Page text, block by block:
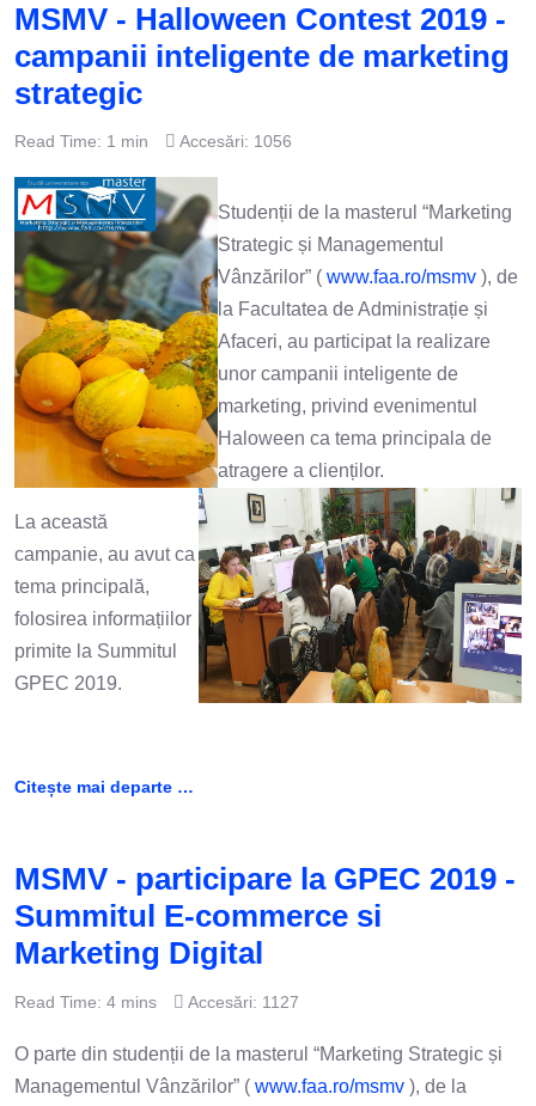
MSMV - Halloween Contest 2019 -
campanii inteligente de marketing
strategic
Read Time: 1 min Accesări: 1056
Studenții de la masterul “Marketing
Strategic și Managementul
Vânzărilor” ( www.faa.ro/msmv ), de
la Facultatea de Administrație și
Afaceri, au participat la realizare
unor campanii inteligente de
marketing, privind evenimentul
Haloween ca tema principala de
atragere a clienților.
La această
campanie, au avut ca
tema principală,
folosirea informațiilor
primite la Summitul
GPEC 2019.
Citește mai departe …
MSMV - participare la GPEC 2019 -
Summitul E-commerce si
Marketing Digital
Read Time: 4 mins Accesări: 1127
O parte din studenții de la masterul “Marketing Strategic și
Managementul Vânzărilor” ( www.faa.ro/msmv ), de la